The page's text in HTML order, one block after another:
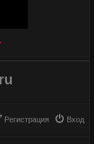
Вход
Регистрация